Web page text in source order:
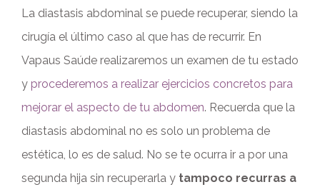
La diastasis abdominal se puede recuperar, siendo la
cirugía el último caso al que has de recurrir. En
Vapaus Saúde realizaremos un examen de tu estado
y procederemos a realizar ejercicios concretos para
mejorar el aspecto de tu abdomen. Recuerda que la
diastasis abdominal no es solo un problema de
estética, lo es de salud. No se te ocurra ir a por una
segunda hija sin recuperarla y tampoco recurras a